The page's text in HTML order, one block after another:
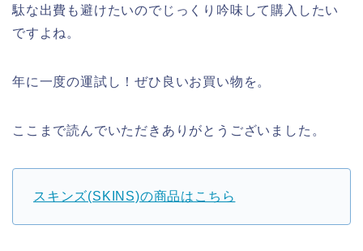
駄な出費も避けたいのでじっくり吟味して購入したい
ですよね。
年に一度の運試し！ぜひ良いお買い物を。
ここまで読んでいただきありがとうございました。
スキンズ(SKINS)の商品はこちら